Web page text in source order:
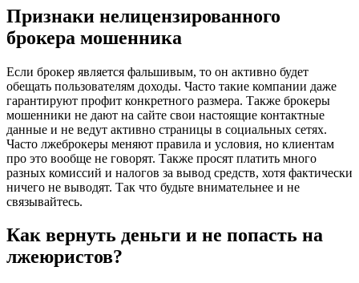
Признаки нелицензированного
брокера мошенника
Если брокер является фальшивым, то он активно будет
обещать пользователям доходы. Часто такие компании даже
гарантируют профит конкретного размера. Также брокеры
мошенники не дают на сайте свои настоящие контактные
данные и не ведут активно страницы в социальных сетях.
Часто лжеброкеры меняют правила и условия, но клиентам
про это вообще не говорят. Также просят платить много
разных комиссий и налогов за вывод средств, хотя фактически
ничего не выводят. Так что будьте внимательнее и не
связывайтесь.
Как вернуть деньги и не попасть на
лжеюристов?